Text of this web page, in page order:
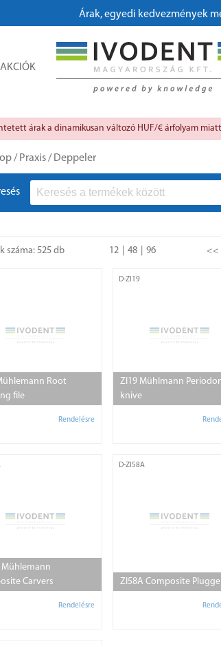
Árak, egyedi kedvezmények
AKCIÓK
árak a dinamikusan változó HUF/€ árfolyam
/ Praxis/ Deppeler
száma: 525 db 12 48 96 <<
Root
file
Rendelésre
D-ZI19
ZI19 Mühlmann
knive
Mühlemann
Carvers
Rendelésre
D-ZI58A
ZI58A Composite